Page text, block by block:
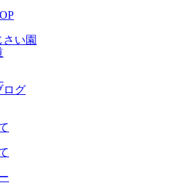
い園
ログ